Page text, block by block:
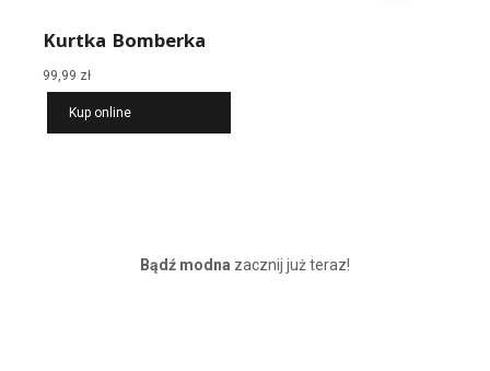
Kurtka Bomberka
99,99 zł
Kup online
Bądź modna zacznij już teraz!